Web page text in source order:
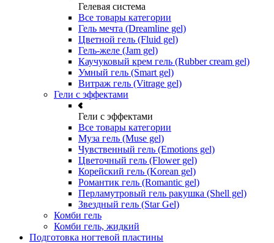
Гелевая система
Все товары категории
Гель мечта (Dreamline gel)
Цветной гель (Fluid gel)
Гель-желе (Jam gel)
Каучуковый крем гель (Rubber cream gel)
Умный гель (Smart gel)
Витраж гель (Vitrage gel)
Гели с эффектами
Гели с эффектами
Все товары категории
Муза гель (Muse gel)
Чувственный гель (Emotions gel)
Цветочный гель (Flower gel)
Корейский гель (Korean gel)
Романтик гель (Romantic gel)
Перламутровый гель ракушка (Shell gel)
Звездный гель (Star Gel)
Комби гель
Комби гель, жидкий
Подготовка ногтевой пластины